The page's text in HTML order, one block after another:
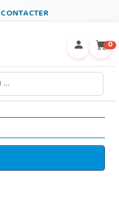
CONTACTER
0